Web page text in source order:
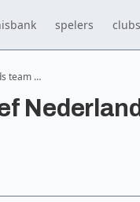
spelers clubs
team …